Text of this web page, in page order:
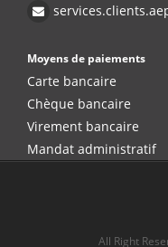
Moyens de paiements
Carte bancaire
Chèque bancaire
Virement bancaire
Mandat administratif
All Right